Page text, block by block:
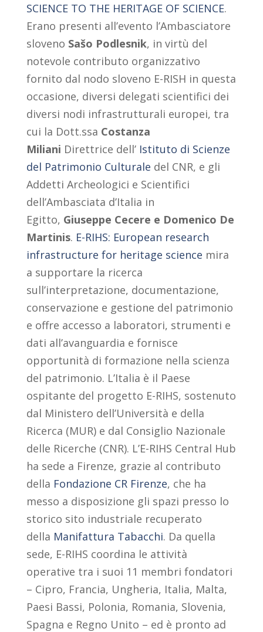
SCIENCE TO THE HERITAGE OF SCIENCE.
Erano presenti all’evento l’Ambasciatore
sloveno Sašo Podlesnik, in virtù del
notevole contributo organizzativo
fornito dal nodo sloveno E-RISH in questa
occasione, diversi delegati scientifici dei
diversi nodi infrastrutturali europei, tra
cui la Dott.ssa Costanza
Miliani Direttrice dell’ Istituto di Scienze
del Patrimonio Culturale del CNR, e gli
Addetti Archeologici e Scientifici
dell’Ambasciata d’Italia in
Egitto, Giuseppe Cecere e Domenico De
Martinis. E-RIHS: European research
infrastructure for heritage science mira
a supportare la ricerca
sull’interpretazione, documentazione,
conservazione e gestione del patrimonio
e offre accesso a laboratori, strumenti e
dati all’avanguardia e fornisce
opportunità di formazione nella scienza
del patrimonio. L’Italia è il Paese
ospitante del progetto E-RIHS, sostenuto
dal Ministero dell’Università e della
Ricerca (MUR) e dal Consiglio Nazionale
delle Ricerche (CNR). L’E-RIHS Central Hub
ha sede a Firenze, grazie al contributo
della Fondazione CR Firenze, che ha
messo a disposizione gli spazi presso lo
storico sito industriale recuperato
della Manifattura Tabacchi. Da quella
sede, E-RIHS coordina le attività
operative tra i suoi 11 membri fondatori
– Cipro, Francia, Ungheria, Italia, Malta,
Paesi Bassi, Polonia, Romania, Slovenia,
Spagna e Regno Unito – ed è pronto ad